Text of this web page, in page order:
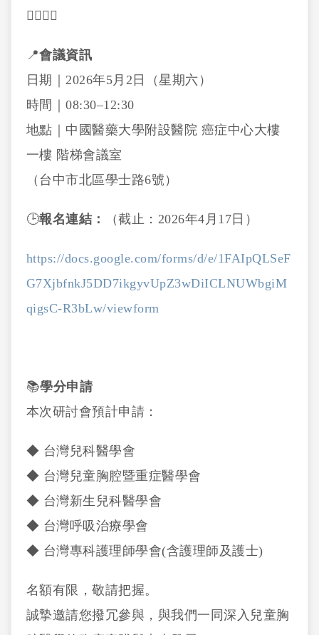
👩‍⚕️👨‍⚕️
📍會議資訊
日期｜2026年5月2日（星期六）
時間｜08:30–12:30
地點｜中國醫藥大學附設醫院 癌症中心大樓
一樓 階梯會議室
（台中市北區學士路6號）
🕒報名連結： （截止：2026年4月17日）
https://docs.google.com/forms/d/e/1FAIpQLSeF
G7XjbfnkJ5DD7ikgyvUpZ3wDiICLNUWbgiM
qigsC-R3bLw/viewform
📚學分申請
本次研討會預計申請：
◆ 台灣兒科醫學會
◆ 台灣兒童胸腔暨重症醫學會
◆ 台灣新生兒科醫學會
◆ 台灣呼吸治療學會
◆ 台灣專科護理師學會(含護理師及護士)
名額有限，敬請把握。
誠摯邀請您撥冗參與，與我們一同深入兒童胸